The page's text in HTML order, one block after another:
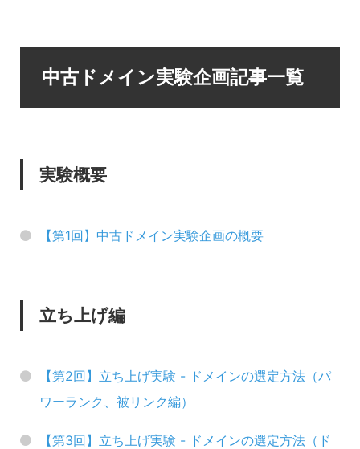
中古ドメイン実験企画記事一覧
実験概要
【第1回】中古ドメイン実験企画の概要
立ち上げ編
【第2回】立ち上げ実験 - ドメインの選定方法（パ
ワーランク、被リンク編）
【第3回】立ち上げ実験 - ドメインの選定方法（ド